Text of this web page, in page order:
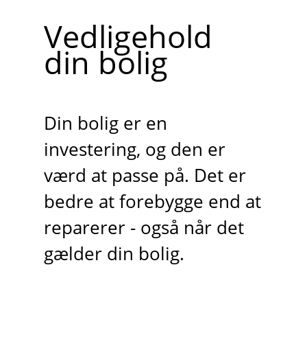
Vedligehold
din bolig
Din bolig er en
investering, og den er
værd at passe på. Det er
bedre at forebygge end at
reparerer - også når det
gælder din bolig.